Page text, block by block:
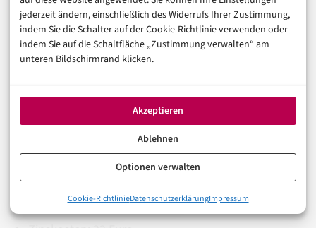
jederzeit ändern, einschließlich des Widerrufs Ihrer Zustimmung,
indem Sie die Schalter auf der Cookie-Richtlinie verwenden oder
indem Sie auf die Schaltfläche „Zustimmung verwalten“ am
unteren Bildschirmrand klicken.
Akzeptieren
Ablehnen
Optionen verwalten
Cookie-RichtlinieDatenschutzerklärungImpressum
Standardzins)
Gesamtkosten: ca. 1.239 Euro
Option B: Klassischer Ratenkredit der Hausbank (12
Monate)
Monatliche Rate: 102 Euro
Effektiver Jahreszins: 4,99 %
Gesamtkosten: ca. 1.232 Euro
Buy Now, Pay Later 2026: Warum der Gesetzgeber jetzt